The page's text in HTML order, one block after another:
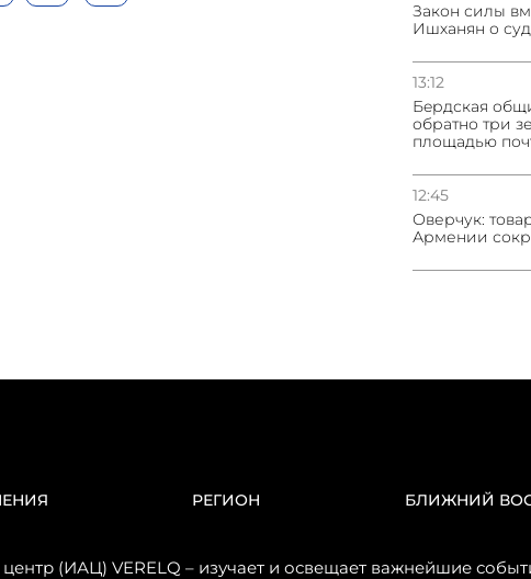
Закон силы
Ишханян о
13:12
Бeрдская
обратно три
площадью
12:45
Оверчук:
Армении
РЕГИОН БЛИЖНИЙ
(ИАЦ) VERELQ – изучает и освещает важнейшие